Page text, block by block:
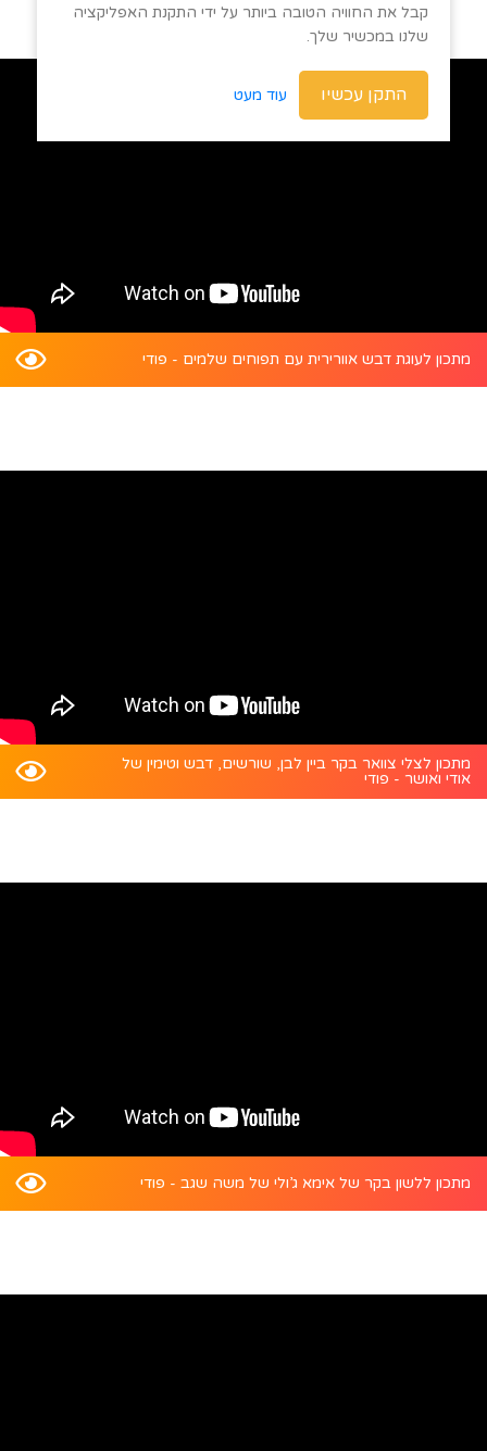
מתכון לעוגת דבש אוורירית עם תפוחים שלמים - פודי
מתכון לצלי צוואר בקר ביין לבן, שורשים, דבש וטימין של
אודי ואושר - פודי
מתכון ללשון בקר של אימא ג’ולי של משה שגב - פודי
קבל את החוויה הטובה ביותר על ידי התקנת האפליקציה
שלנו במכשיר שלך.
התקן עכשיו עוד מעט